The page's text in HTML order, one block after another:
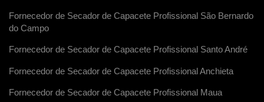
Fornecedor de Secador de Capacete Profissional São Bernardo
do Campo
Fornecedor de Secador de Capacete Profissional Santo André
Fornecedor de Secador de Capacete Profissional Anchieta
Fornecedor de Secador de Capacete Profissional Maua